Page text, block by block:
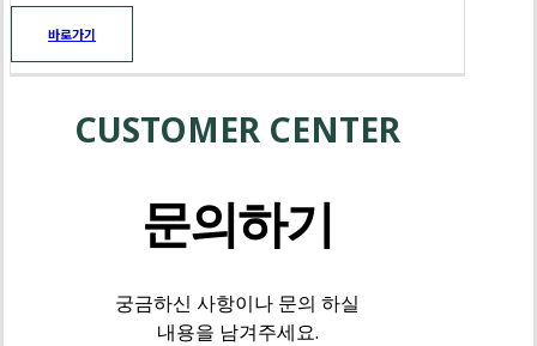
바로가기
CUSTOMER CENTER
문의하기
궁금하신 사항이나 문의 하실
내용을 남겨주세요.